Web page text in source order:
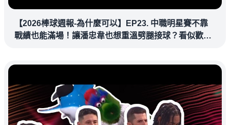
【2026棒球週報-為什麼可以】EP23. 中職明星賽不靠
戰績也能滿場！讓潘忠韋也想重溫劈腿接球？看似歡樂